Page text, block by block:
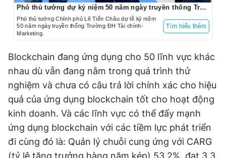
Phó thủ tướng dự kỷ niệm 50 năm ngày truyền thống Trường ĐH Tài chính-Marketing
Phó thủ tướng Chính phủ Lê Tiến Châu dự lễ kỷ niệm
50 năm ngày truyền thống Trường ĐH Tài chính-
Marketing.
Tìm hiểu thêm
Blockchain đang ứng dụng cho 50 lĩnh vực khác
nhau dù vẫn đang nằm trong quá trình thử
nghiệm và chưa có câu trả lời chính xác cho hiệu
quả của ứng dụng blockchain tốt cho hoạt động
kinh doanh. Và các lĩnh vực có thể đẩy mạnh
ứng dụng blockchain với các tiềm lực phát triển
đi cùng đó là: Quản lý chuỗi cung ứng với CARG
(tỷ lệ tăng trưởng hàng năm kép) 53,2%, đạt 3,3